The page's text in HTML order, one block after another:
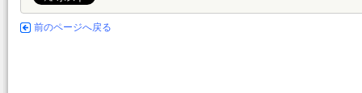
前のページへ戻る